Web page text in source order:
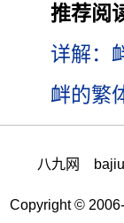
推荐阅
详解：
衅的繁
八九网
Copyright ©